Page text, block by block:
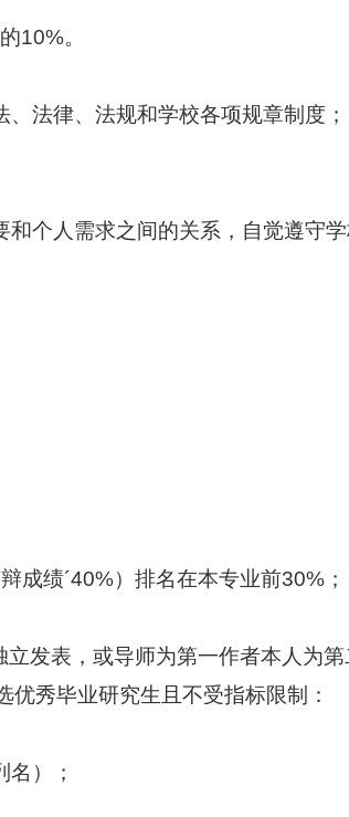
10%。
法律、法规和学校各项规章制度；
个人需求之间的关系，自觉遵守
成绩´40%）排名在本专业前30%；
发表，或导师为第一作者本人为第
秀毕业研究生且不受指标限制：
）；